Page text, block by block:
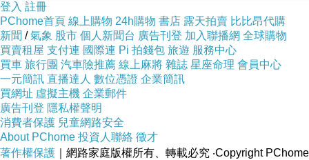
登入 註冊
PChome首頁 線上購物 24h購物 書店 露天拍賣 比比昂代購
新聞 /氣象 股市 個人新聞台 廣告刊登 加入聯播網 全球購物
買賣租屋 支付連 國際連 Pi 拍錢包 旅遊 服務中心
買車 旅行團 汽車險推薦 線上麻將 雜誌 星座命理 會員中心
一元簡訊 直播達人 數位憑證 企業簡訊
買網址 虛擬主機 企業郵件
廣告刊登 隱私權聲明
消費者保護 兒童網路安全
About PChome 投資人聯絡 徵才
著作權保護 ｜網路家庭版權所有、轉載必究 ‧Copyright PChome